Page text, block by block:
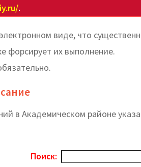
.
виде, что
форсирует их выполнение.
в Академическом районе
Поиск: